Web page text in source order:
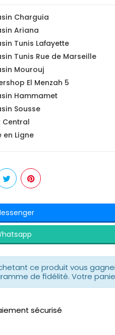
Charguia
Ariana
Tunis Lafayette
Tunis Rue de Marseille
Mourouj
El Menzah 5
Hammamet
Sousse
Central
en Ligne
ce produit vous
de fidélité. Votre
sécurisé